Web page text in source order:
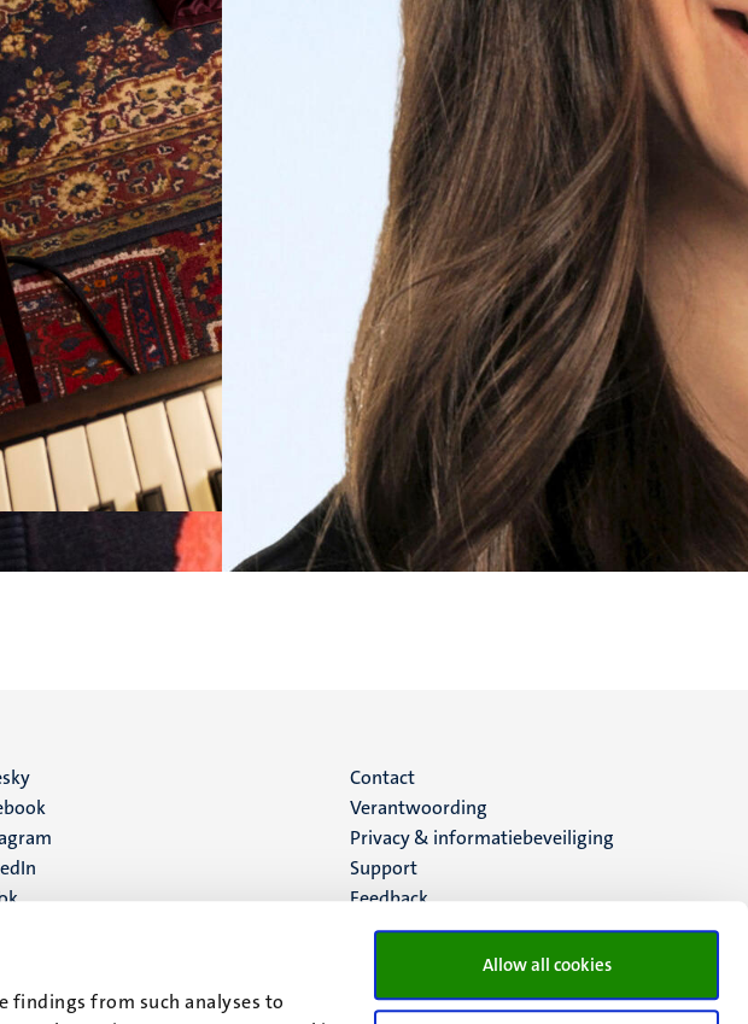
findings from such analyses to
Allow all cookies
Menu
footer
(NL)
Contact
Verantwoording
Privacy & informatiebeveiliging
Support
Feedback